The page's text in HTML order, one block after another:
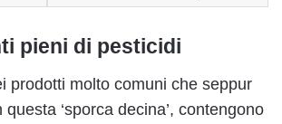
pieni di pesticidi
prodotti molto comuni che seppur
‘sporca decina’, contengono